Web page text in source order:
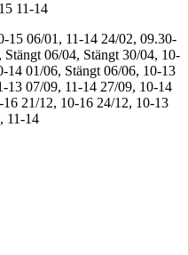
11-14
15 06/01, 11-14 24/02, 09.30-
Stängt 06/04, Stängt 30/04, 10-
14 01/06, Stängt 06/06, 10-13
13 07/09, 11-14 27/09, 10-14
16 21/12, 10-16 24/12, 10-13
11-14